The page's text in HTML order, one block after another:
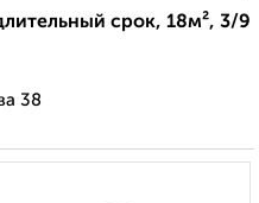
срок, 18м², 3/9
38